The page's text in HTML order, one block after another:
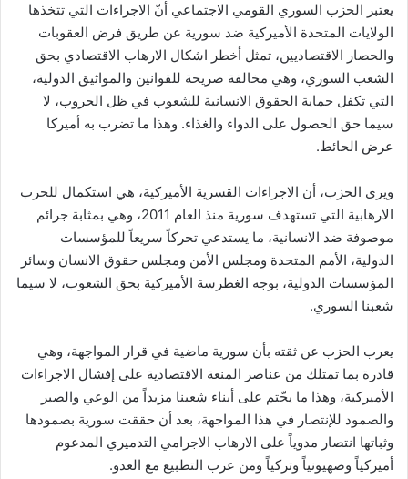
يعتبر الحزب السوري القومي الاجتماعي أنّ الاجراءات التي تتخذها
الولايات المتحدة الأميركية ضد سورية عن طريق فرض العقوبات
والحصار الاقتصاديين، تمثل أخطر اشكال الارهاب الاقتصادي بحق
الشعب السوري، وهي مخالفة صريحة للقوانين والمواثيق الدولية،
التي تكفل حماية الحقوق الانسانية للشعوب في ظل الحروب، لا
سيما حق الحصول على الدواء والغذاء. وهذا ما تضرب به أميركا
عرض الحائط.
ويرى الحزب، أن الاجراءات القسرية الأميركية، هي استكمال للحرب
الارهابية التي تستهدف سورية منذ العام 2011، وهي بمثابة جرائم
موصوفة ضد الانسانية، ما يستدعي تحركاً سريعاً للمؤسسات
الدولية، الأمم المتحدة ومجلس الأمن ومجلس حقوق الانسان وسائر
المؤسسات الدولية، بوجه الغطرسة الأميركية بحق الشعوب، لا سيما
شعبنا السوري.
يعرب الحزب عن ثقته بأن سورية ماضية في قرار المواجهة، وهي
قادرة بما تمتلك من عناصر المنعة الاقتصادية على إفشال الاجراءات
الأميركية، وهذا ما يحّتم على أبناء شعبنا مزيداً من الوعي والصبر
والصمود للإنتصار في هذا المواجهة، بعد أن حققت سورية بصمودها
وثباتها انتصار مدوياً على الارهاب الاجرامي التدميري المدعوم
أميركياً وصهيونياً وتركياً ومن عرب التطبيع مع العدو.